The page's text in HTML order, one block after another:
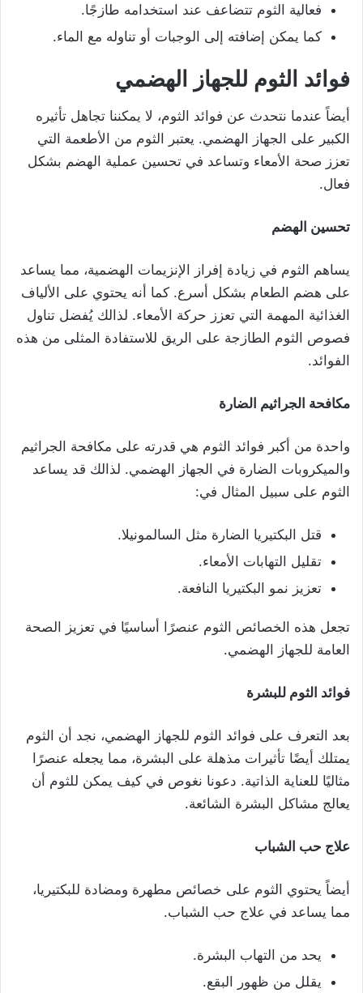
فعالية الثوم تتضاعف عند استخدامه طازجًا.
كما يمكن إضافته إلى الوجبات أو تناوله مع الماء.
فوائد الثوم للجهاز الهضمي
أيضاً عندما نتحدث عن فوائد الثوم، لا يمكننا تجاهل تأثيره
الكبير على الجهاز الهضمي. يعتبر الثوم من الأطعمة التي
تعزز صحة الأمعاء وتساعد في تحسين عملية الهضم بشكل
فعال.
تحسين الهضم
يساهم الثوم في زيادة إفراز الإنزيمات الهضمية، مما يساعد
على هضم الطعام بشكل أسرع. كما أنه يحتوي على الألياف
الغذائية المهمة التي تعزز حركة الأمعاء. لذالك يُفضل تناول
فصوص الثوم الطازجة على الريق للاستفادة المثلى من هذه
الفوائد.
مكافحة الجراثيم الضارة
واحدة من أكبر فوائد الثوم هي قدرته على مكافحة الجراثيم
والميكروبات الضارة في الجهاز الهضمي. لذالك قد يساعد
الثوم على سبيل المثال في:
قتل البكتيريا الضارة مثل السالمونيلا.
تقليل التهابات الأمعاء.
تعزيز نمو البكتيريا النافعة.
تجعل هذه الخصائص الثوم عنصرًا أساسيًا في تعزيز الصحة
العامة للجهاز الهضمي.
فوائد الثوم للبشرة
بعد التعرف على فوائد الثوم للجهاز الهضمي، نجد أن الثوم
يمتلك أيضًا تأثيرات مذهلة على البشرة، مما يجعله عنصرًا
مثاليًا للعناية الذاتية. دعونا نغوص في كيف يمكن للثوم أن
يعالج مشاكل البشرة الشائعة.
علاج حب الشباب
أيضاً يحتوي الثوم على خصائص مطهرة ومضادة للبكتيريا،
مما يساعد في علاج حب الشباب.
يحد من التهاب البشرة.
يقلل من ظهور البقع.